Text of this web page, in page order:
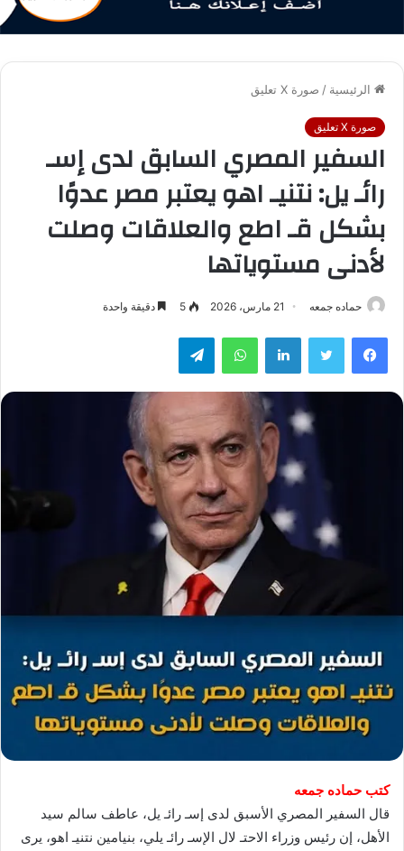
الرئيسية / صورة X تعليق
صورة X تعليق
السفير المصري السابق لدى إسـ
رائـ يل: نتنيـ اهو يعتبر مصر عدوًا
بشكل قـ اطع والعلاقات وصلت
لأدنى مستوياتها
حماده جمعه 21 مارس، 2026 5 دقيقة واحدة
فيسبوك تويتر لينكدإن واتساب تيلقرام
كتب حماده جمعه
قال السفير المصري الأسبق لدى إسـ رائـ يل، عاطف سالم سيد
الأهل، إن رئيس وزراء الاحتـ لال الإسـ رائـ يلي، بنيامين نتنيـ اهو، يرى